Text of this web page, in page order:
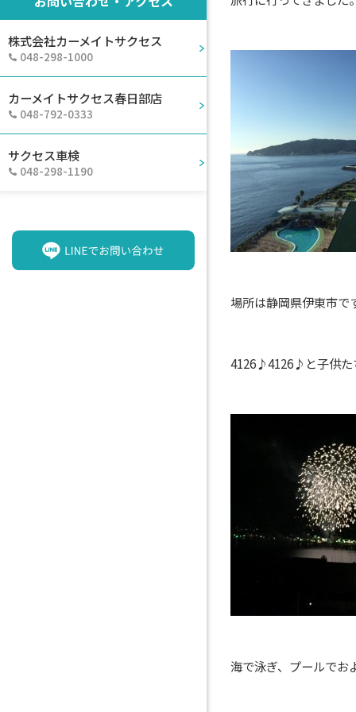
株式会社カーメイトサクセス
048-298-1000
カーメイトサクセス春日部店
048-792-0333
サクセス車検
048-298-1190
場所は静岡県伊東市で
4126♪4126♪と子供た
海で泳ぎ、プールでお